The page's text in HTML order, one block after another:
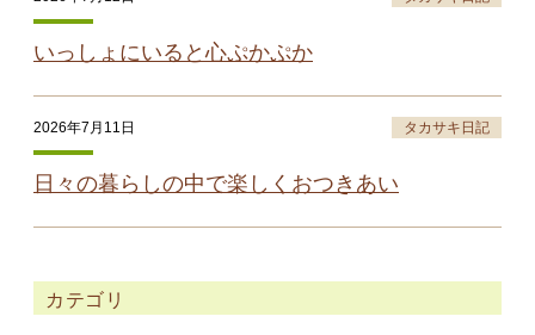
いっしょにいると心ぷかぷか
2026年7月11日 タカサキ日記
日々の暮らしの中で楽しくおつきあい
カテゴリ